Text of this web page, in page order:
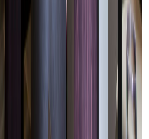
e di